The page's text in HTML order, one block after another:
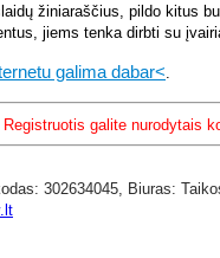
žiniaraščius, pildo kitus
jiems tenka dirbti su
galima dabar<
galite nurodytais
302634045, Biuras: